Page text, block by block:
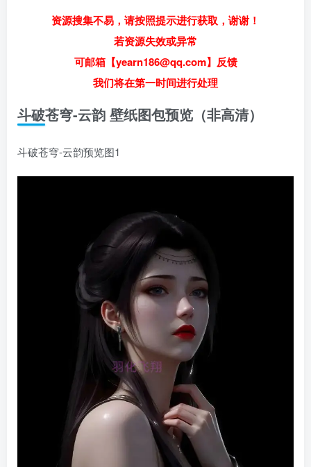
资源搜集不易，请按照提示进行获取，谢谢！
若资源失效或异常
可邮箱【yearn186@qq.com】反馈
我们将在第一时间进行处理
斗破苍穹-云韵 壁纸图包预览（非高清）
斗破苍穹-云韵预览图1